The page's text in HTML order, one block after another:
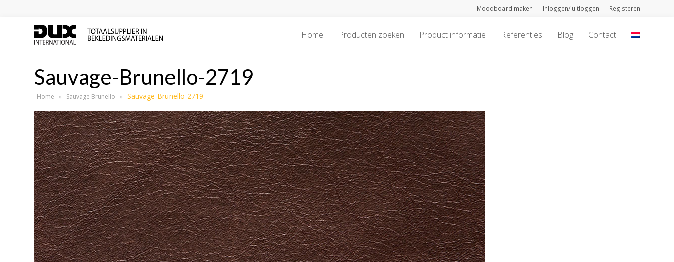
Moodboard maken Inloggen/ uitloggen Registeren
Home Producten zoeken Product informatie Referenties Blog Contact
Sauvage-Brunello-2719
Home » Sauvage Brunello » Sauvage-Brunello-2719